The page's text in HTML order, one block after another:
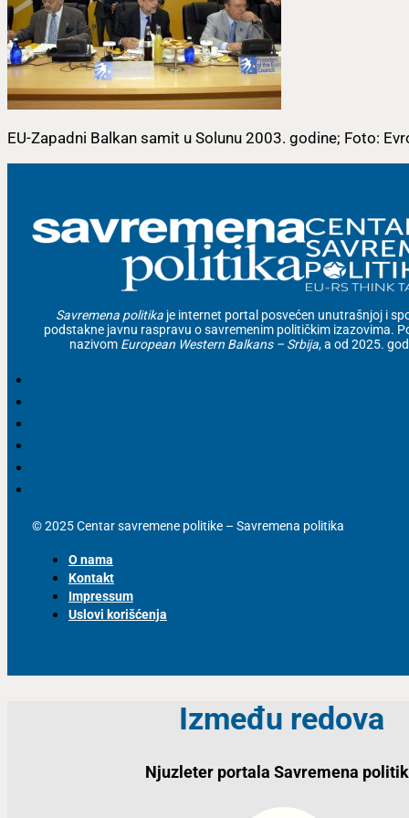
EU-Zapadni Balkan samit u Solunu 2003. godine; Foto:
Savremena politika je internet portal posvećen unutrašnjoj i
podstakne javnu raspravu o savremenim političkim izazovima.
nazivom European Western Balkans – Srbija, a od 2025.
© 2025 Centar savremene politike – Savremena politika
O nama
Kontakt
Impressum
Uslovi korišćenja
Između redova
Njuzleter portala Savremena